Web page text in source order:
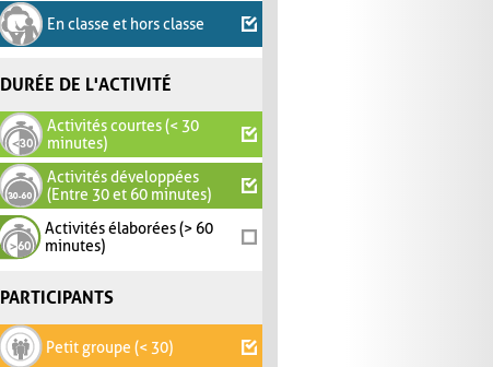
En classe et hors classe
DURÉE DE L'ACTIVITÉ
Activités courtes (< 30
minutes)
Activités développées
(Entre 30 et 60 minutes)
Activités élaborées (> 60
minutes)
PARTICIPANTS
Petit groupe (< 30)